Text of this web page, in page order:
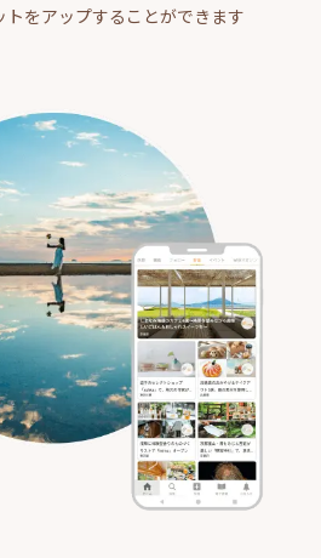
トをアップすることができます